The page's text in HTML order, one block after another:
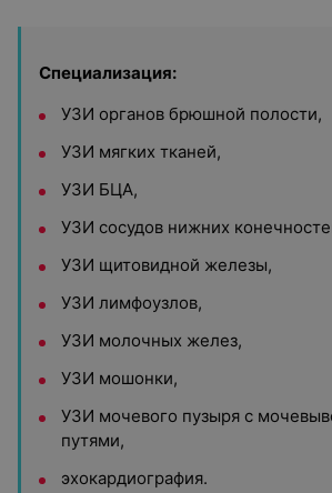
Специализация:
УЗИ органов брюшной полости,
УЗИ мягких тканей,
УЗИ БЦА,
УЗИ сосудов нижних
УЗИ щитовидной железы,
УЗИ лимфоузлов,
УЗИ молочных желез,
УЗИ мошонки,
УЗИ мочевого пузыря с
путями,
эхокардиография.